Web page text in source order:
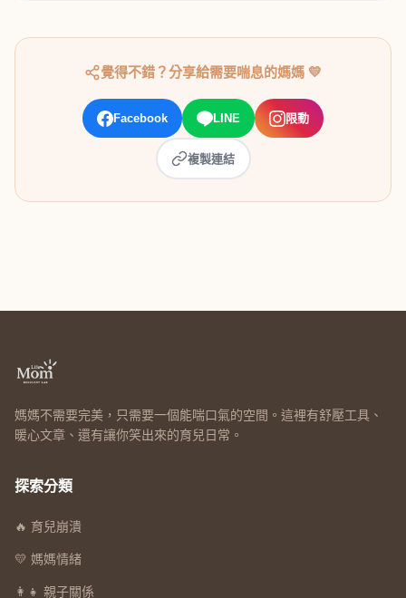
覺得不錯？分享給需要喘息的媽媽 💛
Facebook LINE 限動
複製連結
媽媽不需要完美，只需要一個能喘口氣的空間。這裡有舒壓工具、
暖心文章、還有讓你笑出來的育兒日常。
探索分類
🔥 育兒崩潰
💛 媽媽情緒
👩‍👧 親子關係